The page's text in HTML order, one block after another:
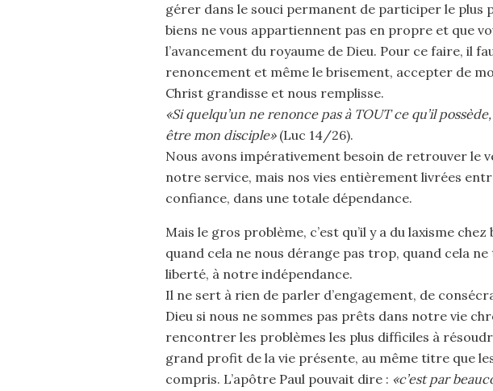
gérer dans le souci permanent de participer le plus
biens ne vous appartiennent pas en propre et que
l’avancement du royaume de Dieu. Pour ce faire, il
renoncement et même le brisement, accepter de
Christ grandisse et nous remplisse.
«Si quelqu’un ne renonce pas à TOUT ce qu’il
être mon disciple»(Luc 14/26).
Nous avons impérativement besoin de retrouver le
notre service, mais nos vies entièrement livrées
confiance, dans une totale dépendance.
Mais le gros problème, c’est qu’il y a du laxisme
quand cela ne nous dérange pas trop, quand cela
liberté, à notre indépendance.
Il ne sert à rien de parler d’engagement, de
Dieu si nous ne sommes pas prêts dans notre vie
rencontrer les problèmes les plus difficiles à
grand profit de la vie présente, au même titre que
compris. L’apôtre Paul pouvait dire : «c’est par